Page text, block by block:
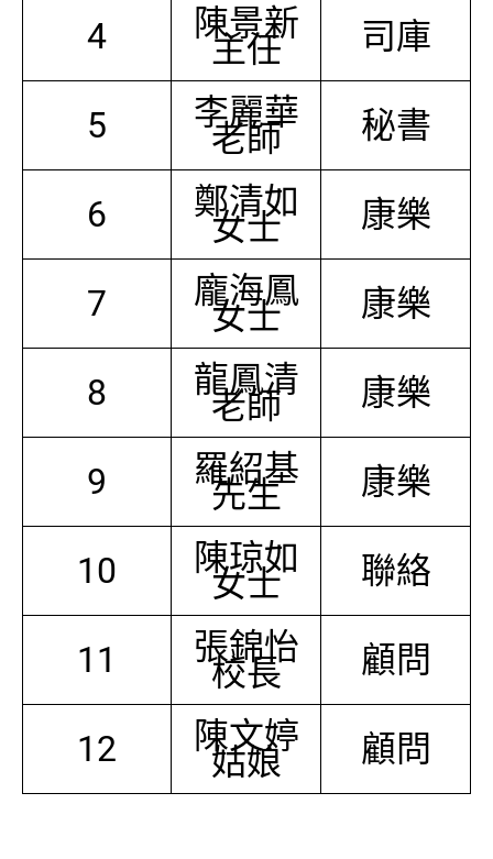
4 陳景新
主任 司庫
5 李麗華
老師 秘書
6 鄭清如
女士 康樂
7 龐海鳳
女士 康樂
8 龍鳳清
老師 康樂
9 羅紹基
先生 康樂
10 陳琼如
女士 聯絡
11 張錦怡
校長 顧問
12 陳文婷
姑娘 顧問